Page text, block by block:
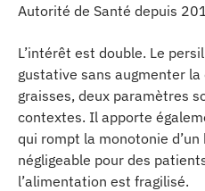
Autorité de Santé depuis
L’intérêt est double. Le
gustative sans augmenter la
graisses, deux paramètres
contextes. Il apporte
qui rompt la monotonie
négligeable pour des
l’alimentation est fragilisé.